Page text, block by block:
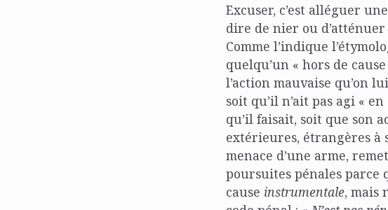
Excuser, c’est alléguer
dire de nier ou
Comme l’indique
quelqu’un « hors de
l’action mauvaise qu’on
soit qu’il n’ait pas agi «
qu’il faisait, soit que son
extérieures, étrangères à
menace d’une arme,
poursuites pénales parce
cause instrumentale, mais